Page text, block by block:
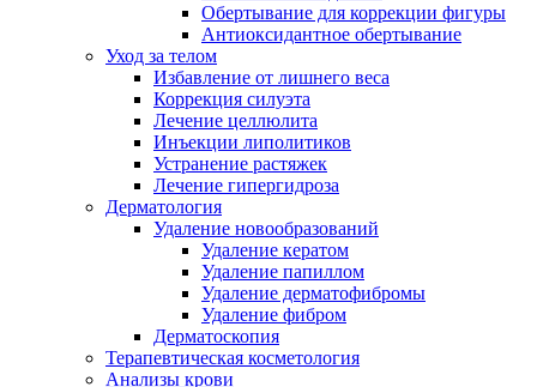
Обертывание для коррекции фигуры
Антиоксидантное обертывание
Уход за телом
Избавление от лишнего веса
Коррекция силуэта
Лечение целлюлита
Инъекции липолитиков
Устранение растяжек
Лечение гипергидроза
Дерматология
Удаление новообразований
Удаление кератом
Удаление папиллом
Удаление дерматофибромы
Удаление фибром
Дерматоскопия
Терапевтическая косметология
Анализы крови